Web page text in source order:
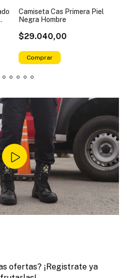
Camiseta Cas Primera Piel
Negra Hombre
$29.040,00
Comprar
ofertas? ¡Registrate ya